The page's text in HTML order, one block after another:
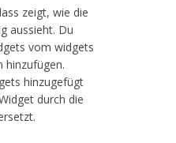
zeigt, wie die
aussieht. Du
vom widgets
hinzufügen.
hinzugefügt
durch die